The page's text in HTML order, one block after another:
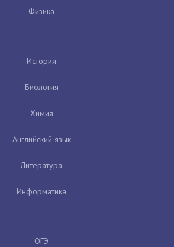
Физика
История
Биология
Химия
Английский язык
Литература
Информатика
ОГЭ